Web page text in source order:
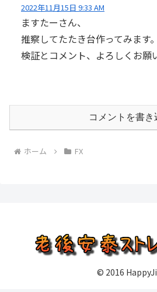
2022年11月15日 9:33 AM
ますたーさん、
推察してたたき台作ってみます。
検証とコメント、よろしくお願
コメントを書き
ホーム FX
© 2016